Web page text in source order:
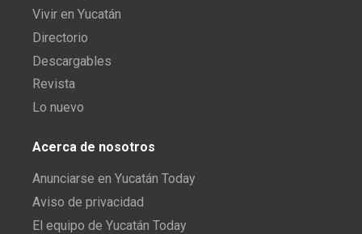
Vivir en Yucatán
Directorio
Descargables
Revista
Lo nuevo
Acerca de nosotros
Anunciarse en Yucatán Today
Aviso de privacidad
El equipo de Yucatán Today